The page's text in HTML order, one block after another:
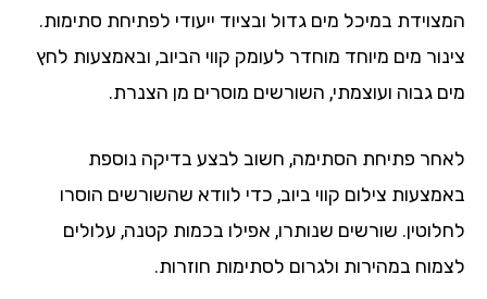
במיכל מים גדול ובציוד ייעודי לפתיחת סתימות.
מים מיוחד מוחדר לעומק קווי הביוב, ובאמצעות לחץ
גבוה ועוצמתי, השורשים מוסרים מן הצנרת.
פתיחת הסתימה, חשוב לבצע בדיקה נוספת
צילום קווי ביוב, כדי לוודא שהשורשים הוסרו
שורשים שנותרו, אפילו בכמות קטנה, עלולים
במהירות ולגרום לסתימות חוזרות.